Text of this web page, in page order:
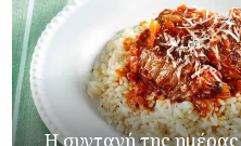
Η συνταγή της ημέρας